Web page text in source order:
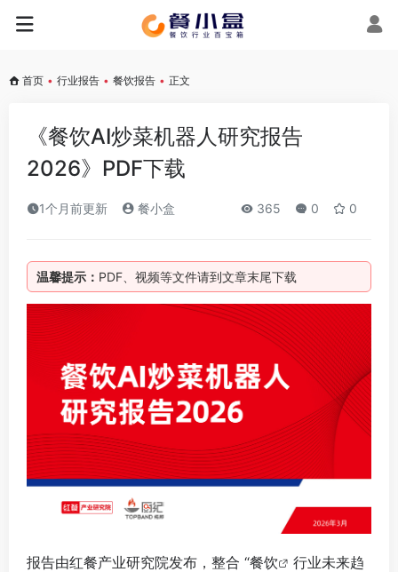
首页 • 行业报告 • 餐饮报告 • 正文
《餐饮AI炒菜机器人研究报告
2026》PDF下载
1个月前更新 餐小盒 365 0 0
温馨提示： PDF、视频等文件请到文章末尾下载
报告由红餐产业研究院发布，整合 “餐饮
行业未来趋